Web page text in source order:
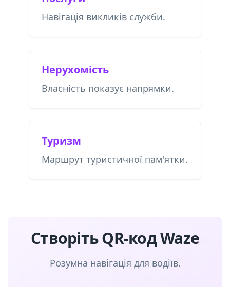
Навігація викликів служби.
Нерухомість
Власність показує напрямки.
Туризм
Маршрут туристичної пам'ятки.
Створіть QR-код Waze
Розумна навігація для водіїв.